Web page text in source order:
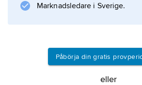
lera, sten och koppar. Kontakter
Information om artikeln
Marknadsledare i Sverige.
Påbörja din gratis
eller